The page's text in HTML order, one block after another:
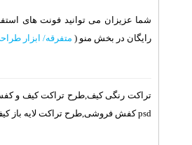
شما عزیزان می توانید فونت های
رایگان در بخش منو ( متفرقه/ ابزار
تراکت رنگی کیف,طرح تراکت کیف و
psd کفش فروشی,طرح تراکت لایه باز کیف و کفش